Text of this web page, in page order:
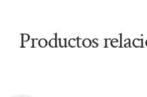
Productos